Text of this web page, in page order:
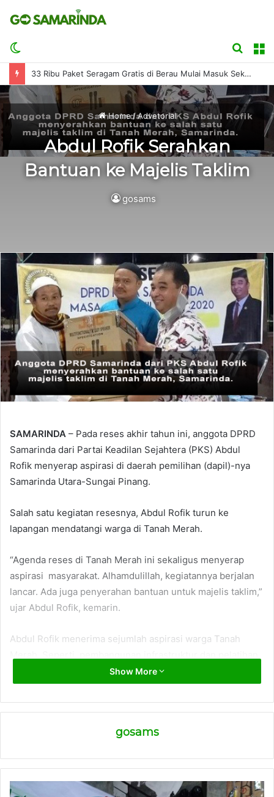
skin
Search
for
33 Ribu Paket Seragam Gratis di Berau Mulai Masuk Sekolah
Home/Advetorial
Abdul Rofik Serahkan
Bantuan ke Majelis Taklim
gosams
SAMARINDA – Pada reses akhir tahun ini, anggota DPRD
Samarinda dari Partai Keadilan Sejahtera (PKS) Abdul
Rofik menyerap aspirasi di daerah pemilihan (dapil)-nya
Samarinda Utara-Sungai Pinang.
Salah satu kegiatan resesnya, Abdul Rofik turun ke
lapangan mendatangi warga di Tanah Merah.
“Agenda reses di Tanah Merah ini sekaligus menyerap
aspirasi masyarakat. Alhamdulillah, kegiatannya berjalan
lancar. Ada juga penyerahan bantuan untuk majelis taklim,”
ujar Abdul Rofik, kemarin.
Abdul Rofik menerima sejumlah aspirasi warga Tanah
untuk peningkatan kualitas sumber daya manusia. “Banyak
aspirasi yang disampaikan warga. Terutama, soal
infrastruktur,” ujar dia.
Selain itu, kata dia, warga juga menyampaikan aspirasi soal
“Warga meminta ada pengembangan sektor pertanian.
Show More
gosams